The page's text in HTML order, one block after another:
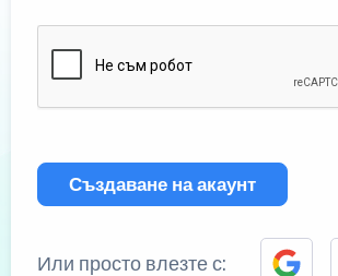
Създаване на акаунт
Или просто влезте с: